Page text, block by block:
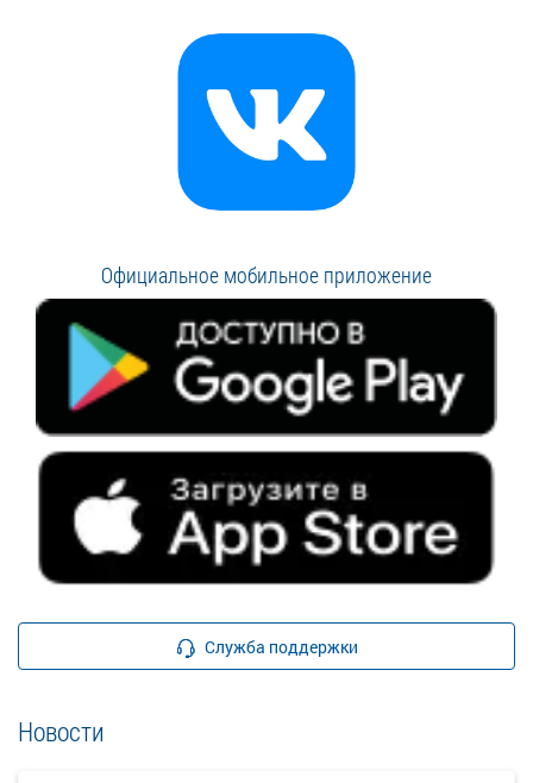
Официальное мобильное приложение
Служба поддержки
Новости